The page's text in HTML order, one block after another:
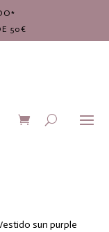
50€
sun purple